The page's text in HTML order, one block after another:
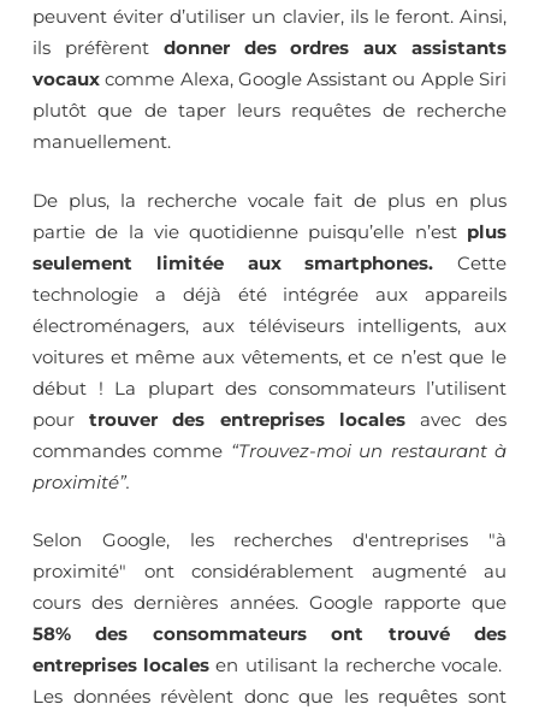
peuvent éviter d’utiliser un clavier, ils le feront. Ainsi,
ils préfèrent donner des ordres aux assistants
vocaux comme Alexa, Google Assistant ou Apple Siri
plutôt que de taper leurs requêtes de recherche
manuellement.
De plus, la recherche vocale fait de plus en plus
partie de la vie quotidienne puisqu’elle n’est plus
seulement limitée aux smartphones. Cette
technologie a déjà été intégrée aux appareils
électroménagers, aux téléviseurs intelligents, aux
voitures et même aux vêtements, et ce n’est que le
début ! La plupart des consommateurs l’utilisent
pourtrouver des entreprises localesavec des
commandes comme “Trouvez-moi un restaurant à
proximité”.
Selon Google, les recherches d'entreprises "à
proximité" ont considérablement augmenté au
cours des dernières années. Google rapporte que
58% des consommateurs ont trouvé des
entreprises locales en utilisant la recherche vocale.
Les données révèlent donc que les requêtes sont